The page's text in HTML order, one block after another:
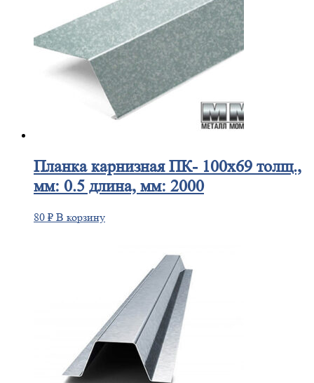
Планкакарнизная ПК- 100х69 толщ.,
мм: 0.5 длина, мм: 2000
80 ₽ В корзину